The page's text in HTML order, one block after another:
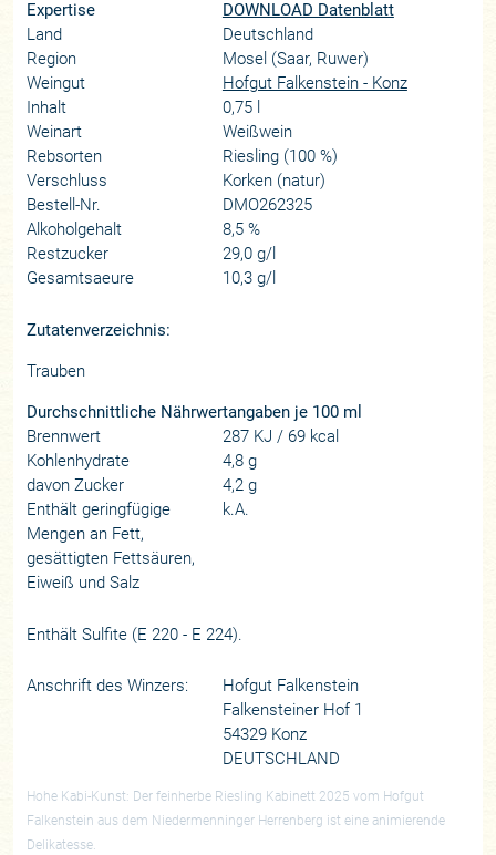
Expertise
DOWNLOAD Datenblatt
Land
Deutschland
Region
Mosel (Saar, Ruwer)
Weingut
Hofgut Falkenstein - Konz
Inhalt
0,75 l
Weinart
Weißwein
Rebsorten
Riesling (100 %)
Verschluss
Korken (natur)
Bestell-Nr.
DMO262325
Alkoholgehalt
8,5 %
Restzucker
29,0 g/l
Gesamtsaeure
10,3 g/l
Zutatenverzeichnis:
Trauben
Durchschnittliche Nährwertangaben je 100 ml
Brennwert
287 KJ / 69 kcal
Kohlenhydrate
4,8 g
davon Zucker
4,2 g
Enthält geringfügige
Mengen an Fett,
gesättigten Fettsäuren,
Eiweiß und Salz
k.A.
Enthält Sulfite (E 220 - E 224).
Anschrift des Winzers:
Hofgut Falkenstein
Falkensteiner Hof 1
54329 Konz
DEUTSCHLAND
Hohe Kabi-Kunst: Der feinherbe Riesling Kabinett 2025 vom Hofgut
Falkenstein aus dem Niedermenninger Herrenberg ist eine animierende
Delikatesse.